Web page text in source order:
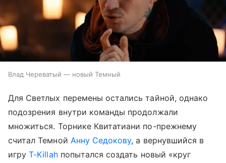
Влад Череватый — новый Темный
Для Светлых перемены остались тайной, однако
подозрения внутри команды продолжали
множиться. Торнике Квитатиани по-прежнему
считал Темной Анну Седокову, а вернувшийся в
игруT-Killahпопытался создать новый «круг